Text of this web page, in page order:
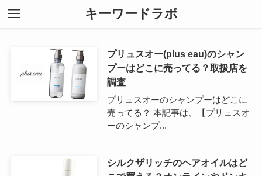
キーワードラボ
プリュスオー(plus eau)のシャン
プーはどこに売ってる？取扱店を
調査
プリュスオーのシャンプーはどこに
売ってる？ 本記事は、【プリュスオ
ーのシャンプ...
シルクザリッチのヘアオイルはど